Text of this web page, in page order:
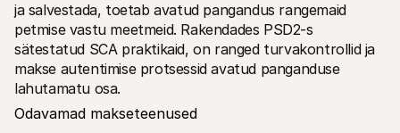
ja salvestada, toetab avatud pangandus rangemaid
petmise vastu meetmeid. Rakendades PSD2-s
sätestatud SCA praktikaid, on ranged turvakontrollid ja
makse autentimise protsessid avatud panganduse
lahutamatu osa.
Odavamad makseteenused